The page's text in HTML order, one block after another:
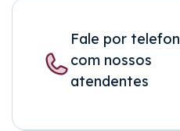
Fale por
com nossos
atendentes